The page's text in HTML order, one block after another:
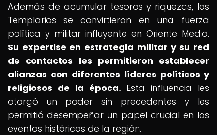
Además de acumular tesoros y riquezas, los
Templarios se convirtieron en una fuerza
política y militar influyente en Oriente Medio.
Su expertise en estrategia militar y su red
de contactos les permitieron establecer
alianzas con diferentes líderes políticos y
religiosos de la época. Esta influencia les
otorgó un poder sin precedentes y les
permitió desempeñar un papel crucial en los
eventos históricos de la región.